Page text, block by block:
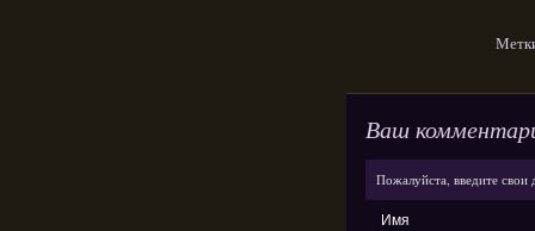
Ваш
Пожалуйста, введите
Имя